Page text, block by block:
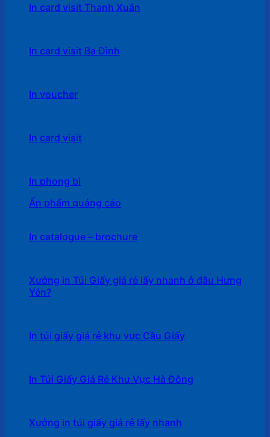
In card visit Thanh Xuân
In card visit Ba Đình
In voucher
In card visit
In phong bì
Ấn phẩm quảng cáo
In catalogue – brochure
Xưởng in Túi Giấy giá rẻ lấy nhanh ở đâu Hưng
Yên?
In túi giấy giá rẻ khu vực Cầu Giấy
In Túi Giấy Giá Rẻ Khu Vực Hà Đông
Xưởng in túi giấy giá rẻ lấy nhanh